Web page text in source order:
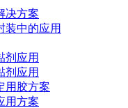
决方案
装中的应用
剂应用
剂应用
用胶方案
用方案